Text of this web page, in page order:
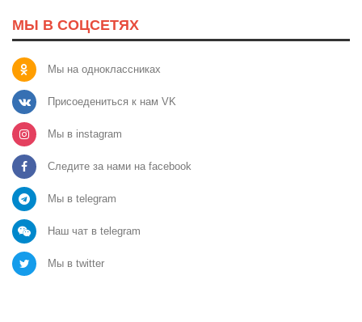
МЫ В СОЦСЕТЯХ
Мы на одноклассниках
Присоедениться к нам VK
Мы в instagram
Следите за нами на facebook
Мы в telegram
Наш чат в telegram
Мы в twitter